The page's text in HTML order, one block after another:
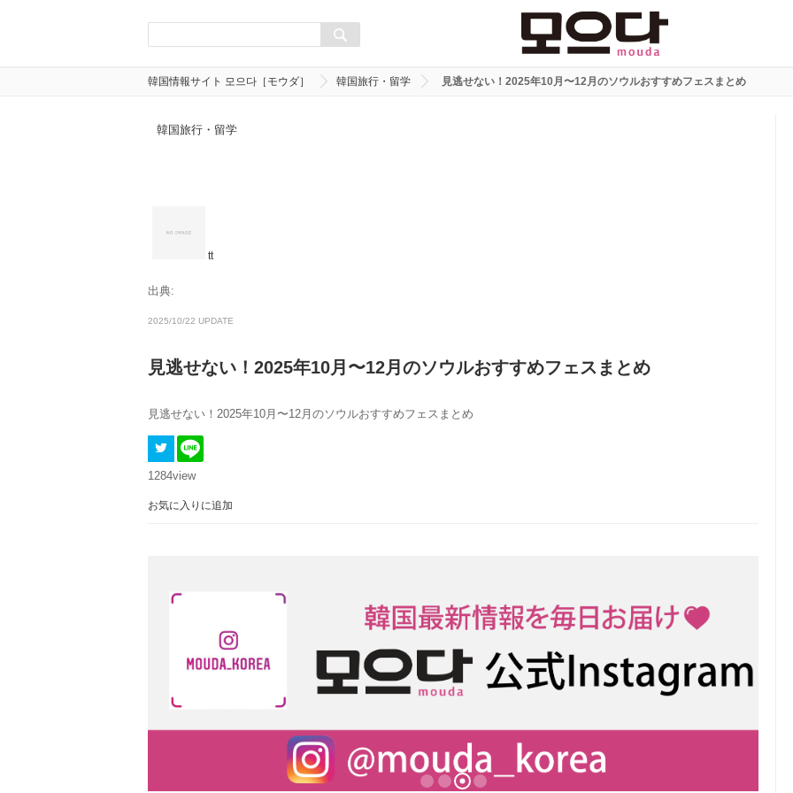
韓国情報サイト 모으다［モウダ］ 韓国旅行・留学 見逃せない！2025年10月〜12月のソウルおすすめフェスまとめ
韓国旅行・留学
tt
出典:
2025/10/22 UPDATE
見逃せない！2025年10月〜12月のソウルおすすめフェスまとめ
見逃せない！2025年10月〜12月のソウルおすすめフェスまとめ
1284view
お気に入りに追加